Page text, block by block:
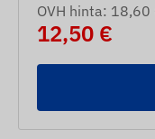
OVH hinta: 18,60
12,50 €